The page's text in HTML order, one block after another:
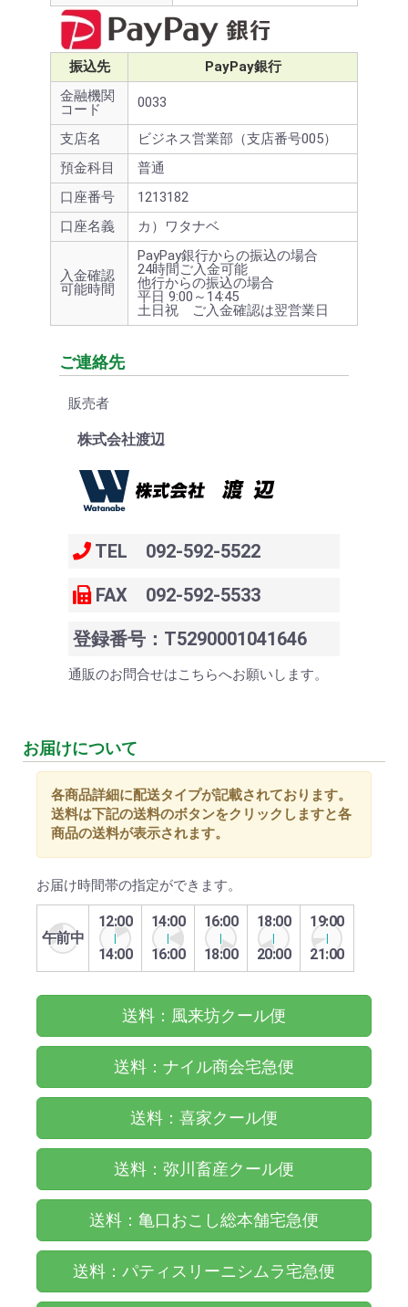
振込先
PayPay銀行
金融機関
コード
0033
支店名
ビジネス営業部（支店番号005）
預金科目
普通
口座番号
1213182
口座名義
カ）ワタナベ
入金確認
可能時間
PayPay銀行からの振込の場合
24時間ご入金可能
他行からの振込の場合
平日 9:00～14:45
土日祝 ご入金確認は翌営業日
ご連絡先
販売者
株式会社渡辺
TEL 092-592-5522
FAX 092-592-5533
登録番号：T5290001041646
通販のお問合せはこちらへお願いします。
お届けについて
各商品詳細に配送タイプが記載されております。
送料は下記の送料のボタンをクリックしますと各
商品の送料が表示されます。
お届け時間帯の指定ができます。
午前中
12:00
14:00
14:00
16:00
16:00
18:00
18:00
20:00
19:00
21:00
送料：風来坊クール便
送料：ナイル商会宅急便
送料：喜家クール便
送料：弥川畜産クール便
送料：亀口おこし総本舗宅急便
送料：パティスリーニシムラ宅急便